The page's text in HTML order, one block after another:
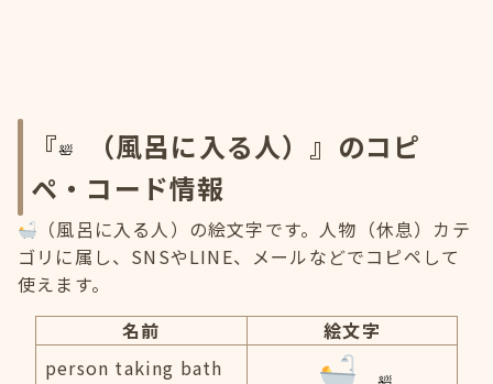
『
（風呂に入る人）』のコピ
ペ・コード情報
（風呂に入る人）の絵文字です。人物（休息）カテ
ゴリに属し、SNSやLINE、メールなどでコピペして
使えます。
名前
絵文字
person taking bath